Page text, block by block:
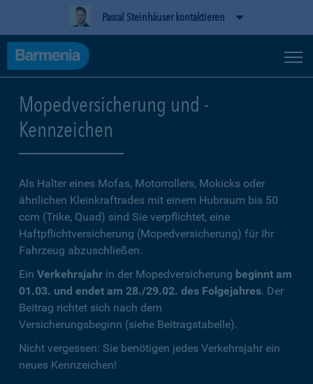
Pascal Steinhäuser kontaktieren
Mopedversicherung und -
Kennzeichen
Als Halter eines Mofas, Motorrollers, Mokicks oder
ähnlichen Kleinkraftrades mit einem Hubraum bis 50
ccm (Trike, Quad) sind Sie verpflichtet, eine
Haftpflichtversicherung (Mopedversicherung) für Ihr
Fahrzeug abzuschließen.
Ein Verkehrsjahr in der Mopedversicherung beginnt am
01.03. und endet am 28./29.02. des Folgejahres. Der
Beitrag richtet sich nach dem
Versicherungsbeginn (siehe Beitragstabelle).
Nicht vergessen: Sie benötigen jedes Verkehrsjahr ein
neues Kennzeichen!